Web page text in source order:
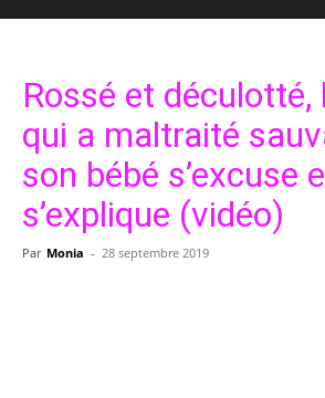
Rossé et déculotté,
qui a maltraité
son bébé s’excuse
s’explique (vidéo)
Par Monia - 28 septembre 2019